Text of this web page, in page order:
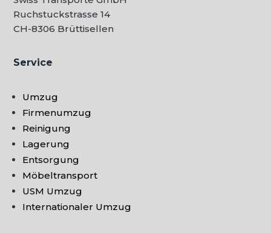
Ruchstuckstrasse 14
CH-8306 Brüttisellen
Service
Umzug
Firmenumzug
Reinigung
Lagerung
Entsorgung
Möbeltransport
USM Umzug
Internationaler Umzug